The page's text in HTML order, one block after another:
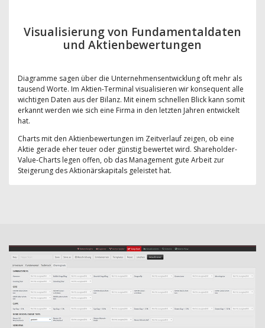
Visualisierung von Fundamentaldaten
und Aktienbewertungen
Diagramme sagen über die Unternehmensentwicklung oft mehr als
tausend Worte. Im Aktien-Terminal visualisieren wir konsequent alle
wichtigen Daten aus der Bilanz. Mit einem schnellen Blick kann somit
erkannt werden wie sich eine Firma in den letzten Jahren entwickelt
hat.
Charts mit den Aktienbewertungen im Zeitverlauf zeigen, ob eine
Aktie gerade eher teuer oder günstig bewertet wird. Shareholder-
Value-Charts legen offen, ob das Management gute Arbeit zur
Steigerung des Aktionärskapitals geleistet hat.